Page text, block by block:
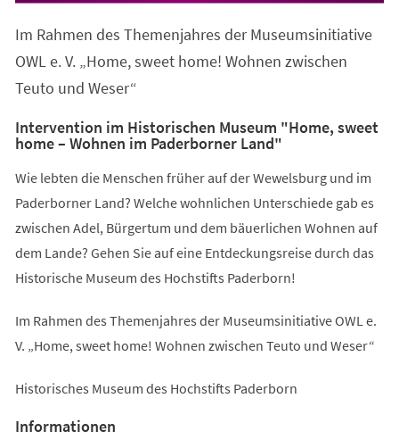
Im Rahmen des Themenjahres der Museumsinitiative
OWL e. V. „Home, sweet home! Wohnen zwischen
Teuto und Weser“
Intervention im Historischen Museum "Home, sweet
home – Wohnen im Paderborner Land"
Wie lebten die Menschen früher auf der Wewelsburg und im
Paderborner Land? Welche wohnlichen Unterschiede gab es
zwischen Adel, Bürgertum und dem bäuerlichen Wohnen auf
dem Lande? Gehen Sie auf eine Entdeckungsreise durch das
Historische Museum des Hochstifts Paderborn!
Im Rahmen des Themenjahres der Museumsinitiative OWL e.
V. „Home, sweet home! Wohnen zwischen Teuto und Weser“
Historisches Museum des Hochstifts Paderborn
Informationen